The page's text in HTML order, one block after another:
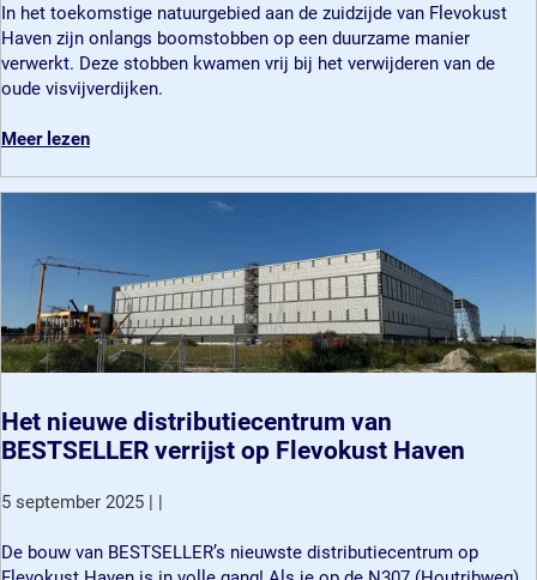
B
o
o
m
t
b
i
j
e
n
t
w
e
d
In het toekomstige natuurgebied aan de zuidzijde van Flevokust
Haven zijn onlangs boomstobben op een duurzame manier
verwerkt. Deze stobben kwamen vrij bij het verwijderen van de
oude visvijverdijken.
Meer lezeno
e
o
m
s
t
b
b
e
Het nieuwe distributiecentrum van
BESTSELLER verrijst op Flevokust Haven
5 september 2025 | |
H
De bouw van BESTSELLER’s nieuwste distributiecentrum op